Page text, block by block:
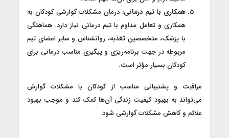
همکاری با تیم درمانی: درمان مشکلات گوارشی کودکان به
همکاری و تعامل مداوم با تیم درمانی نیاز دارد. هماهنگی
با پزشک، متخصصین تغذیه، روانشناس و سایر اعضای تیم
مربوطه در جهت برنامه‌ریزی و پیگیری مناسب درمانی برای
کودکان بسیار مؤثر است.
مراقبت و پشتیبانی مناسب از کودکان با مشکلات گوارش
می‌تواند به بهبود کیفیت زندگی آن‌ها کمک کند و موجب بهبود
علائم و کاهش مشکلات گوارشی شود.